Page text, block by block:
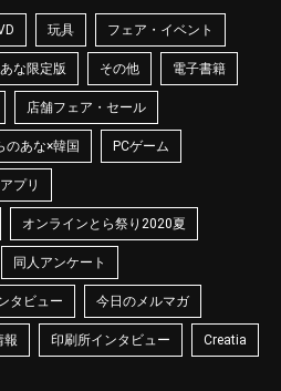
玩具 フェア・イベント
な限定版 その他 電子書籍
店舗フェア・セール
のあな×韓国 PCゲーム
アプリ
オンラインとら祭り2020夏
同人アンケート
タビュー 今日のメルマガ
報 印刷所インタビュー Creatia